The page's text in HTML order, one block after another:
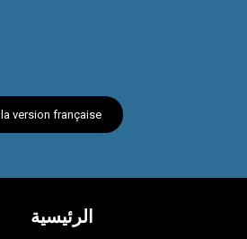
version française
الرئيسية